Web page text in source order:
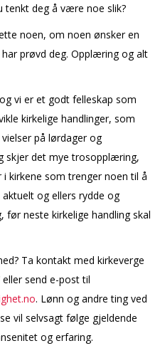
tenkt deg å være noe slik?
noen, om noen ønsker en
prøvd deg. Opplæring og alt
vi er et godt felleskap som
kirkelige handlinger, som
på lørdager og
skjer det mye trosopplæring,
kirkene som trenger noen til å
og ellers rydde og
før neste kirkelige handling skal
Ta kontakt med kirkeverge
send e-post til
. Lønn og andre ting ved
vil selvsagt følge gjeldende
og erfaring.